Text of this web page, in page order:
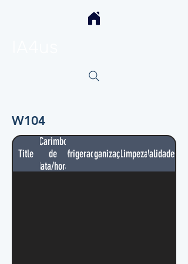
W104
Title
Carimbo
de
data/hora
RefrigeradorOrganizaçãoLimpezaValidades